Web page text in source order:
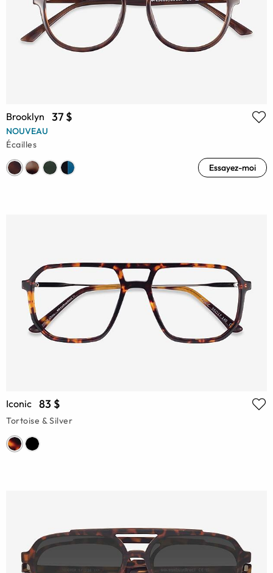
Brooklyn 37 $
NOUVEAU
Écailles
Essayez-moi
Iconic 83 $
Tortoise & Silver